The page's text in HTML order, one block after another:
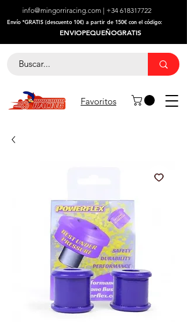
info@mingorriracing.com | +34 618317722
​Envío *GRATIS (descuento 10€) a partir de 150€ con el código:
ENVIOPEQUEÑOGRATIS
Favoritos